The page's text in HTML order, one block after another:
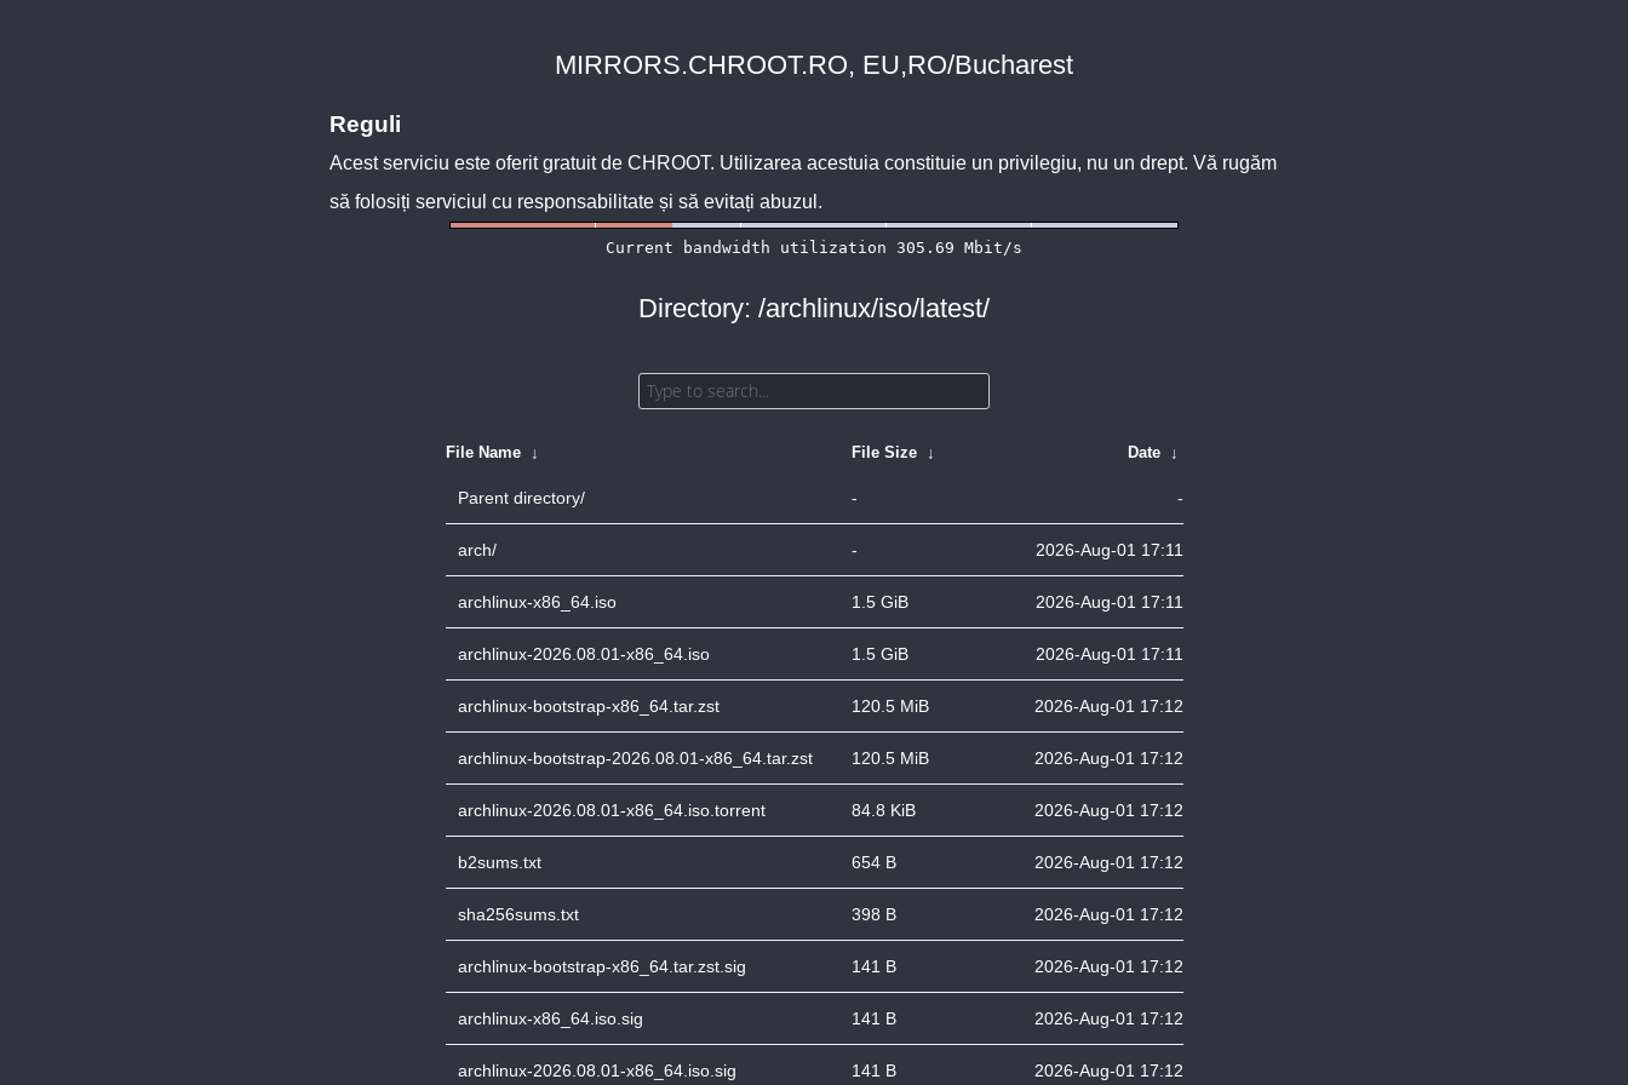
MIRRORS.CHROOT.RO, EU,RO/Bucharest
Reguli
Acest serviciu este oferit gratuit de CHROOT. Utilizarea acestuia constituie un privilegiu, nu un drept. Vă rugăm
să folosiți serviciul cu responsabilitate și să evitați abuzul.
Directory: /archlinux/iso/latest/
File Name ↓ File Size ↓ Date ↓
Parent directory/ - -
arch/ - 2026-Aug-01 17:11
archlinux-x86_64.iso 1.5 GiB 2026-Aug-01 17:11
archlinux-2026.08.01-x86_64.iso 1.5 GiB 2026-Aug-01 17:11
archlinux-bootstrap-x86_64.tar.zst 120.5 MiB 2026-Aug-01 17:12
archlinux-bootstrap-2026.08.01-x86_64.tar.zst 120.5 MiB 2026-Aug-01 17:12
archlinux-2026.08.01-x86_64.iso.torrent 84.8 KiB 2026-Aug-01 17:12
b2sums.txt 654 B 2026-Aug-01 17:12
sha256sums.txt 398 B 2026-Aug-01 17:12
archlinux-bootstrap-x86_64.tar.zst.sig 141 B 2026-Aug-01 17:12
archlinux-x86_64.iso.sig 141 B 2026-Aug-01 17:12
archlinux-2026.08.01-x86_64.iso.sig 141 B 2026-Aug-01 17:12